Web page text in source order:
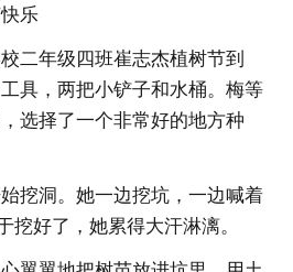
乐
二年级四班崔志杰植树节到
具，两把小铲子和水桶。梅等
选择了一个非常好的地方种
挖洞。她一边挖坑，一边喊着
挖好了，她累得大汗淋漓。